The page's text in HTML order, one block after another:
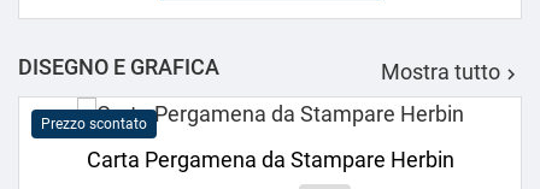
DISEGNO E GRAFICA Mostra tutto 
Prezzo scontato
Carta Pergamena da Stampare Herbin